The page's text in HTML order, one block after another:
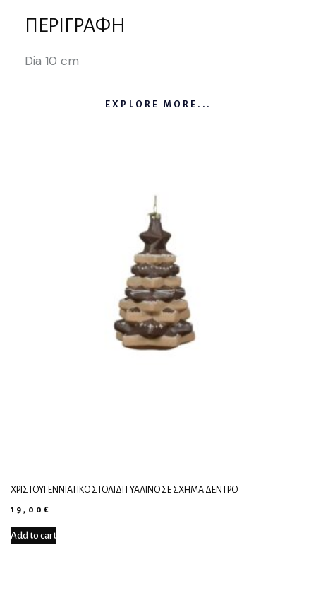
ΠΕΡΙΓΡΑΦΉ
Dia 10 cm
EXPLORE MORE...
ΧΡΙΣΤΟΥΓΕΝΝΙΆΤΙΚΟ ΣΤΟΛΊΔΙ ΓΥΆΛΙΝΟ ΣΕ ΣΧΉΜΑ ΔΈΝΤΡΟ
19,00 €
Add to cart